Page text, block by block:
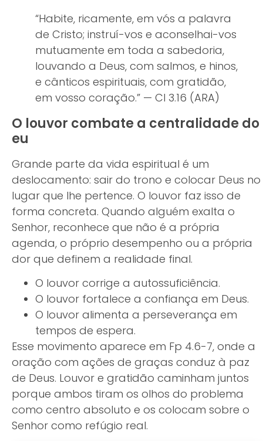
“Habite, ricamente, em vós a palavra
de Cristo; instruí-vos e aconselhai-vos
mutuamente em toda a sabedoria,
louvando a Deus, com salmos, e hinos,
e cânticos espirituais, com gratidão,
em vosso coração.” — Cl 3.16 (ARA)
O louvor combate a centralidade do
eu
Grande parte da vida espiritual é um
deslocamento: sair do trono e colocar Deus no
lugar que lhe pertence. O louvor faz isso de
forma concreta. Quando alguém exalta o
Senhor, reconhece que não é a própria
agenda, o próprio desempenho ou a própria
dor que definem a realidade final.
O louvor corrige a autossuficiência.
O louvor fortalece a confiança em Deus.
O louvor alimenta a perseverança em
tempos de espera.
Esse movimento aparece em Fp 4.6-7, onde a
oração com ações de graças conduz à paz
de Deus. Louvor e gratidão caminham juntos
porque ambos tiram os olhos do problema
como centro absoluto e os colocam sobre o
Senhor como refúgio real.